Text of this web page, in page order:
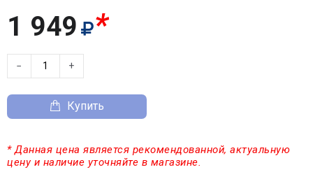
1 949 *
− +
Купить
* Данная цена является рекомендованной, актуальную
цену и наличие уточняйте в магазине.